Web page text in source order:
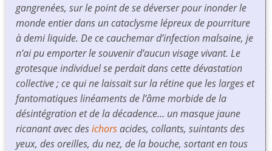
gangrenées, sur le point de se déverser pour inonder le
monde entier dans un cataclysme lépreux de pourriture
à demi liquide. De ce cauchemar d’infection malsaine, je
n’ai pu emporter le souvenir d’aucun visage vivant. Le
grotesque individuel se perdait dans cette dévastation
collective ; ce qui ne laissait sur la rétine que les larges et
fantomatiques linéaments de l’âme morbide de la
désintégration et de la décadence… un masque jaune
ricanant avec desichorsacides, collants, suintants des
yeux, des oreilles, du nez, de la bouche, sortant en tous